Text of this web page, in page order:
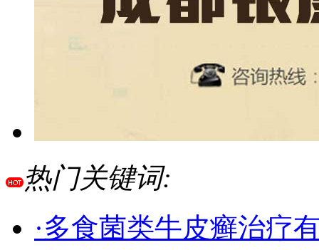
热门关键词:
·多食菌类牛皮癣治疗